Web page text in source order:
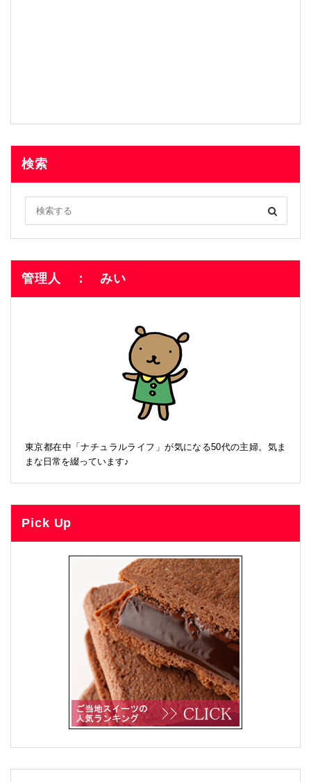
検索
管理人 ： みい
東京都在中「ナチュラルライフ」が気になる50代の主婦。気ま
まな日常を綴っています♪
Pick Up